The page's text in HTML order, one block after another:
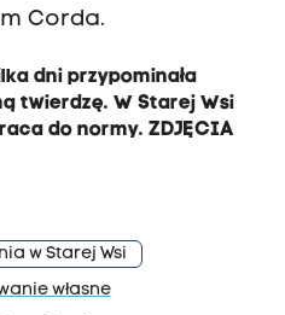
Corda.
dni przypominała
twierdzę. W Starej Wsi
do normy. ZDJĘCIA
w Starej Wsi
własne